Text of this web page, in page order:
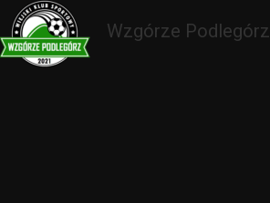
Wzgórze Podlegórz